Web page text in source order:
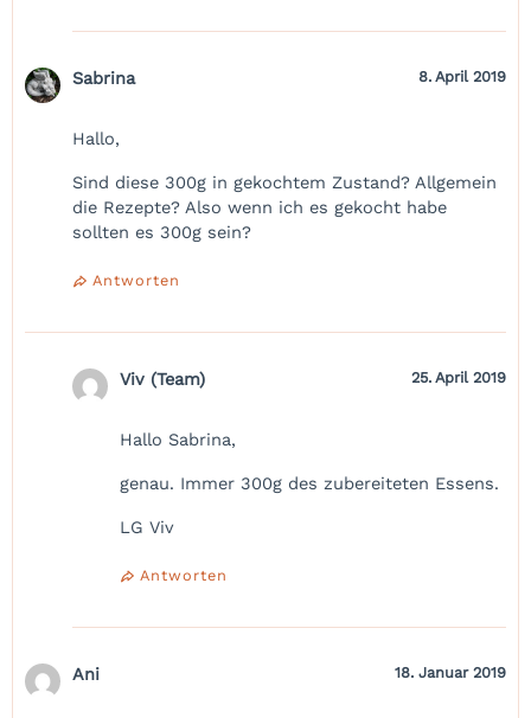
Sabrina 8. April 2019
Hallo,
Sind diese 300g in gekochtem Zustand? Allgemein
die Rezepte? Also wenn ich es gekocht habe
sollten es 300g sein?
Antworten
Viv (Team) 25. April 2019
Hallo Sabrina,
genau. Immer 300g des zubereiteten Essens.
LG Viv
Antworten
Ani 18. Januar 2019